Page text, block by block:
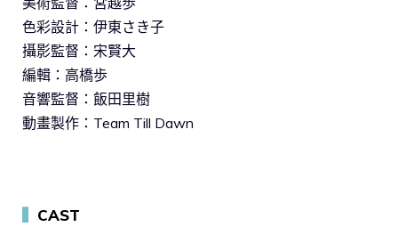
色彩設計：伊東さき子
攝影監督：宋賢大
編輯：高橋歩
音響監督：飯田里樹
動畫製作：Team Till Dawn
CAST